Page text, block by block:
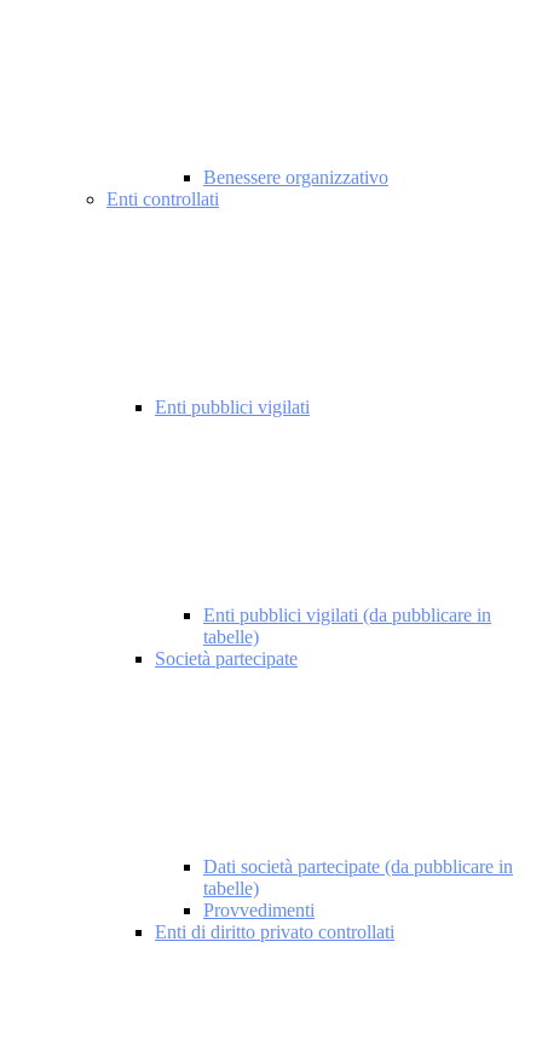
Benessere organizzativo
Enti controllati
Enti pubblici vigilati
Enti pubblici vigilati (da pubblicare in
tabelle)
Società partecipate
Dati società partecipate (da pubblicare in
tabelle)
Provvedimenti
Enti di diritto privato controllati